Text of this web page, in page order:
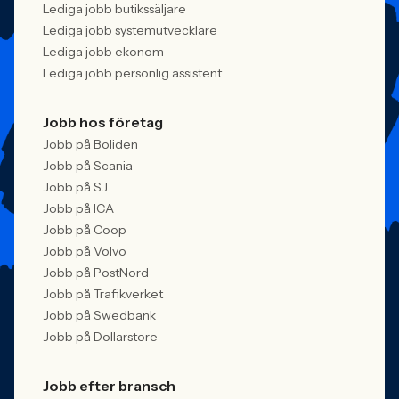
Lediga jobb butikssäljare
Lediga jobb systemutvecklare
Lediga jobb ekonom
Lediga jobb personlig assistent
Jobb hos företag
Jobb på Boliden
Jobb på Scania
Jobb på SJ
Jobb på ICA
Jobb på Coop
Jobb på Volvo
Jobb på PostNord
Jobb på Trafikverket
Jobb på Swedbank
Jobb på Dollarstore
Jobb efter bransch